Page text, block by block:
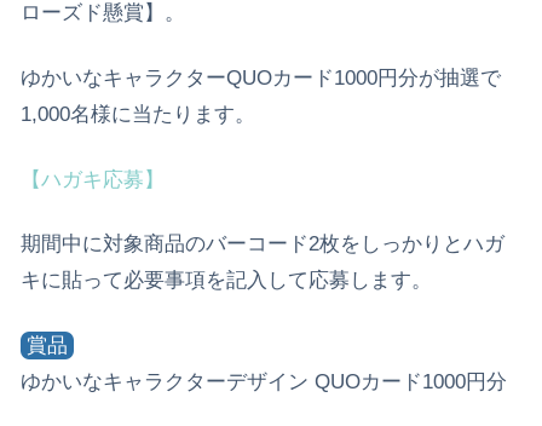
ローズド懸賞】。
ゆかいなキャラクターQUOカード1000円分が抽選で
1,000名様に当たります。
【ハガキ応募】
期間中に対象商品のバーコード2枚をしっかりとハガ
キに貼って必要事項を記入して応募します。
賞品
ゆかいなキャラクターデザイン QUOカード1000円分